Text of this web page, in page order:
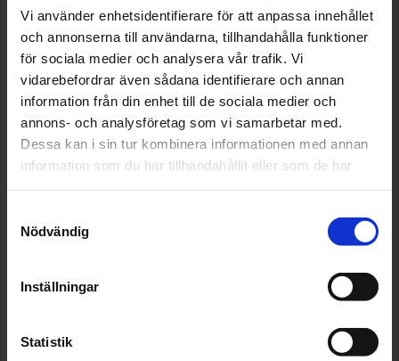
Vi använder enhetsidentifierare för att anpassa innehållet
och annonserna till användarna, tillhandahålla funktioner
för sociala medier och analysera vår trafik. Vi
vidarebefordrar även sådana identifierare och annan
information från din enhet till de sociala medier och
annons- och analysföretag som vi samarbetar med.
Dessa kan i sin tur kombinera informationen med annan
information som du har tillhandahållit eller som de har
Nödvändig
Inställningar
Statistik
Installation av motor- och kupévärmare
Dragkroksmontering
Komplett däckservice
Vi erbjuder även ett komplett däckkoncept:
Däckmontering
Däckbyte
Säsongsförvaring av dina hjul på vårt däckhotell
Professionell bilservice och reparation
alla våra fordonstekniker har över 30 års
När du väljer oss som din bilverkstad får du alltid: